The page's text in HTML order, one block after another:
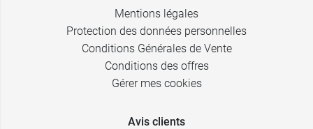
Mentions légales
Protection des données personnelles
Conditions Générales de Vente
Conditions des offres
Gérer mes cookies
Avis clients